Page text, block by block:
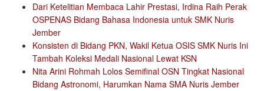
Dari Ketelitian Membaca Lahir Prestasi, Irdina Raih Perak
OSPENAS Bidang Bahasa Indonesia untuk SMK Nuris
Jember
Konsisten di Bidang PKN, Wakil Ketua OSIS SMK Nuris Ini
Tambah Koleksi Medali Nasional Lewat KSN
Nita Arini Rohmah Lolos Semifinal OSN Tingkat Nasional
Bidang Astronomi, Harumkan Nama SMA Nuris Jember